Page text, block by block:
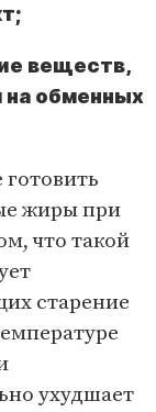
веществ,
на обменных
жиры при
что такой
старение
ухудшает